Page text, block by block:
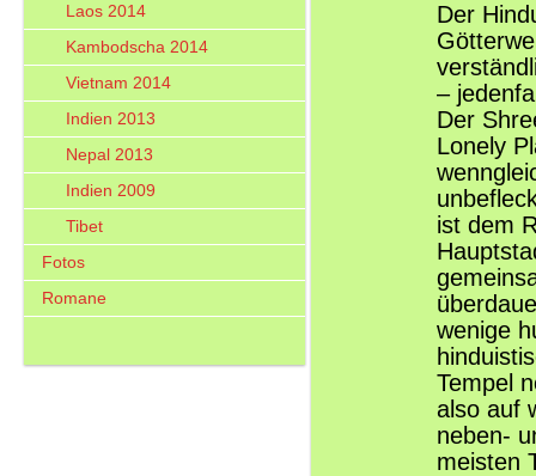
Laos 2014
Kambodscha 2014
Vietnam 2014
Indien 2013
Nepal 2013
Indien 2009
Tibet
Fotos
Romane
Der
–
Der
Lonely
ist dem
wenige
Tempel
also auf
neben-
meisten